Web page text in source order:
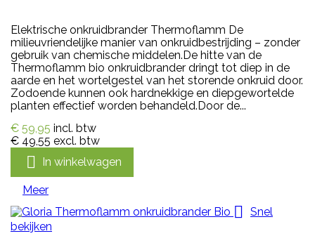
Elektrische onkruidbrander Thermoflamm De
milieuvriendelijke manier van onkruidbestrijding – zonder
gebruik van chemische middelen.De hitte van de
Thermoflamm bio onkruidbrander dringt tot diep in de
aarde en het wortelgestel van het storende onkruid door.
Zodoende kunnen ook hardnekkige en diepgewortelde
planten effectief worden behandeld.Door de...
€ 59,95 incl. btw
€ 49,55 excl. btw
 In winkelwagen
Meer

Snel
bekijken